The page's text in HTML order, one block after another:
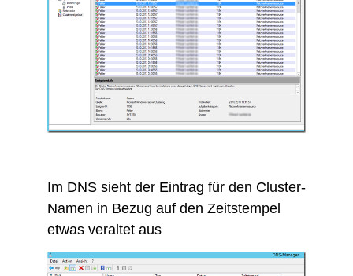
Im DNS sieht der Eintrag für den Cluster-
Namen in Bezug auf den Zeitstempel
etwas veraltet aus